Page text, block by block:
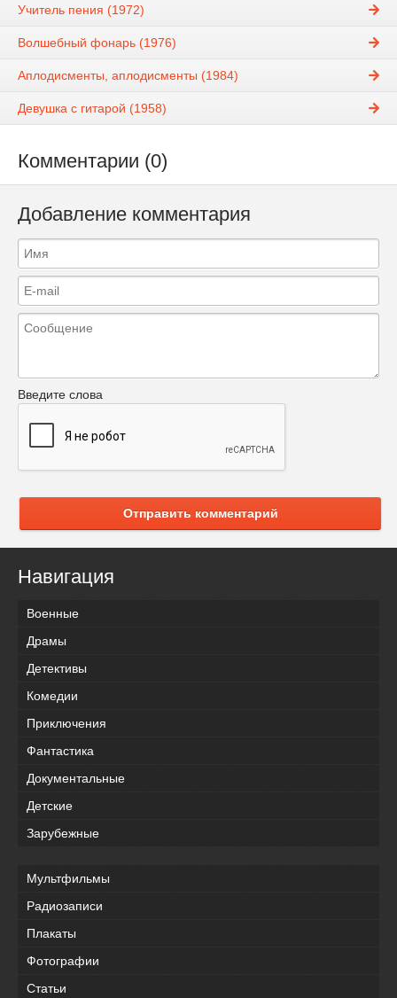
Учитель пения (1972)
Волшебный фонарь (1976)
Аплодисменты, аплодисменты (1984)
Девушка с гитарой (1958)
Комментарии (0)
Добавление комментария
Введите слова
Отправить комментарий
Навигация
Военные
Драмы
Детективы
Комедии
Приключения
Фантастика
Документальные
Детские
Зарубежные
Мультфильмы
Радиозаписи
Плакаты
Фотографии
Статьи